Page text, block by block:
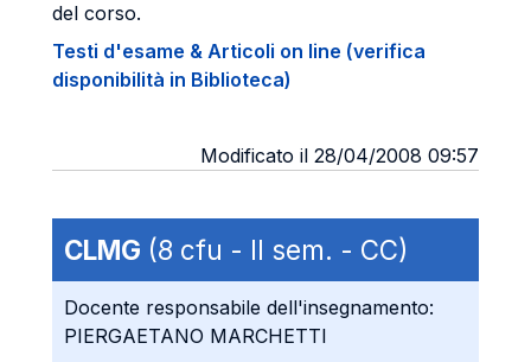
del corso.
Testi d'esame & Articoli on line (verifica
disponibilità in Biblioteca)
Modificato il 28/04/2008 09:57
CLMG (8 cfu - II sem. - CC)
Docente responsabile dell'insegnamento:
PIERGAETANO MARCHETTI